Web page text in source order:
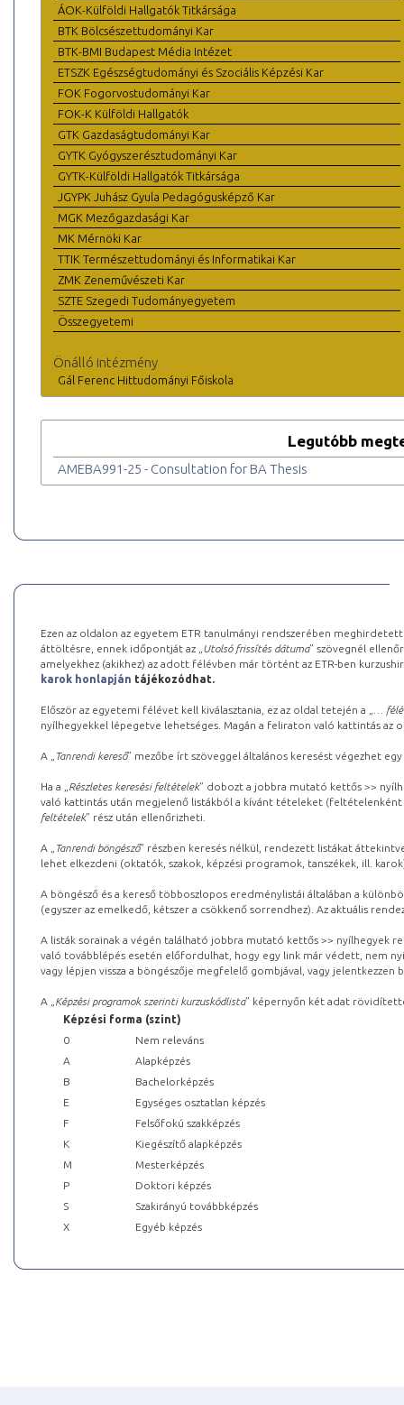
ÁOK-Külföldi Hallgatók Titkársága
BTK Bölcsészettudományi Kar
BTK-BMI Budapest Média Intézet
ETSZK Egészségtudományi és Szociális Képzési Kar
FOK Fogorvostudományi Kar
FOK-K Külföldi Hallgatók
GTK Gazdaságtudományi Kar
GYTK Gyógyszerésztudományi Kar
GYTK-Külföldi Hallgatók Titkársága
JGYPK Juhász Gyula Pedagógusképző Kar
MGK Mezőgazdasági Kar
MK Mérnöki Kar
TTIK Természettudományi és Informatikai Kar
ZMK Zeneművészeti Kar
SZTE Szegedi Tudományegyetem
Összegyetemi
Önálló intézmény
Gál Ferenc Hittudományi Főiskola
Legutóbb
AMEBA991-25 - Consultation for BA Thesis
Ezen az oldalon az egyetem ETR tanulmányi rendszerében
áttöltésre, ennek időpontját az „ Utolsó frissítés dátuma” szövegnél
amelyekhez (akikhez) az adott félévben már történt az ETR-ben
karok honlapján tájékozódhat.
Először az egyetemi félévet kell kiválasztania, ez az oldal tetején a „
…
nyílhegyekkel lépegetve lehetséges. Magán a feliraton való kattintás az
A „ Tanrendi kereső” mezőbe írt szöveggel általános keresést végezhet
Ha a „ Részletes keresési feltételek” dobozt a jobbra mutató kettős >>
való kattintás után megjelenő listákból a kívánt tételeket (feltételenként
feltételek” rész után ellenőrizheti.
A „ Tanrendi böngésző” részben keresés nélkül, rendezett listákat
lehet elkezdeni (oktatók, szakok, képzési programok, tanszékek, ill.
A böngésző és a kereső többoszlopos eredménylistái általában a
(egyszer az emelkedő, kétszer a csökkenő sorrendhez). Az aktuális
A listák sorainak a végén található jobbra mutató kettős >> nyílhegyek
való továbblépés esetén előfordulhat, hogy egy link már védett, nem
vagy lépjen vissza a böngészője megfelelő gombjával, vagy
A „ Képzési programok szerinti kurzuskódlista” képernyőn két adat
Képzési forma (szint)
0
Nem releváns
A
Alapképzés
B
Bachelorképzés
E
Egységes osztatlan képzés
F
Felsőfokú szakképzés
K
Kiegészítő alapképzés
M
Mesterképzés
P
Doktori képzés
S
Szakirányú továbbképzés
X
Egyéb képzés